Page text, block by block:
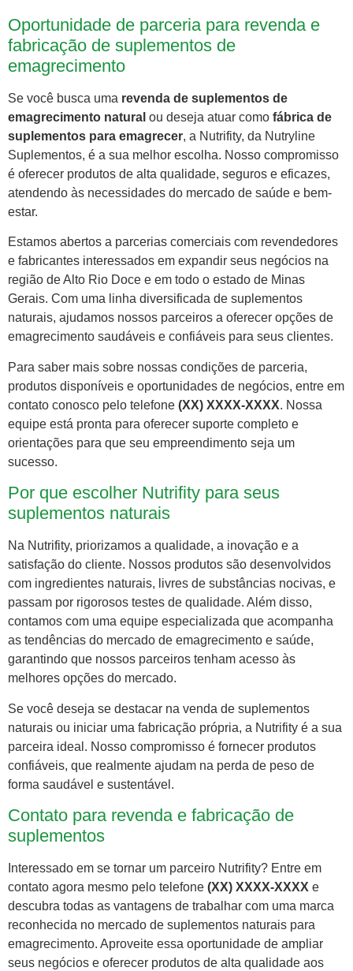
Oportunidade de parceria para revenda e
fabricação de suplementos de
emagrecimento
Se você busca uma revenda de suplementos de
emagrecimento natural ou deseja atuar como fábrica de
suplementos para emagrecer, a Nutrifity, da Nutryline
Suplementos, é a sua melhor escolha. Nosso compromisso
é oferecer produtos de alta qualidade, seguros e eficazes,
atendendo às necessidades do mercado de saúde e bem-
estar.
Estamos abertos a parcerias comerciais com revendedores
e fabricantes interessados em expandir seus negócios na
região de Alto Rio Doce e em todo o estado de Minas
Gerais. Com uma linha diversificada de suplementos
naturais, ajudamos nossos parceiros a oferecer opções de
emagrecimento saudáveis e confiáveis para seus clientes.
Para saber mais sobre nossas condições de parceria,
produtos disponíveis e oportunidades de negócios, entre em
contato conosco pelo telefone (XX) XXXX-XXXX. Nossa
equipe está pronta para oferecer suporte completo e
orientações para que seu empreendimento seja um
sucesso.
Por que escolher Nutrifity para seus
suplementos naturais
Na Nutrifity, priorizamos a qualidade, a inovação e a
satisfação do cliente. Nossos produtos são desenvolvidos
com ingredientes naturais, livres de substâncias nocivas, e
passam por rigorosos testes de qualidade. Além disso,
contamos com uma equipe especializada que acompanha
as tendências do mercado de emagrecimento e saúde,
garantindo que nossos parceiros tenham acesso às
melhores opções do mercado.
Se você deseja se destacar na venda de suplementos
naturais ou iniciar uma fabricação própria, a Nutrifity é a sua
parceira ideal. Nosso compromisso é fornecer produtos
confiáveis, que realmente ajudam na perda de peso de
forma saudável e sustentável.
Contato para revenda e fabricação de
suplementos
Interessado em se tornar um parceiro Nutrifity? Entre em
contato agora mesmo pelo telefone (XX) XXXX-XXXX e
descubra todas as vantagens de trabalhar com uma marca
reconhecida no mercado de suplementos naturais para
emagrecimento. Aproveite essa oportunidade de ampliar
seus negócios e oferecer produtos de alta qualidade aos